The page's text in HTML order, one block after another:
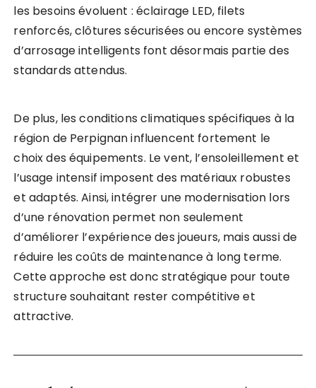
les besoins évoluent : éclairage LED, filets
renforcés, clôtures sécurisées ou encore systèmes
d’arrosage intelligents font désormais partie des
standards attendus.
De plus, les conditions climatiques spécifiques à la
région de Perpignan influencent fortement le
choix des équipements. Le vent, l’ensoleillement et
l’usage intensif imposent des matériaux robustes
et adaptés. Ainsi, intégrer une modernisation lors
d’une rénovation permet non seulement
d’améliorer l’expérience des joueurs, mais aussi de
réduire les coûts de maintenance à long terme.
Cette approche est donc stratégique pour toute
structure souhaitant rester compétitive et
attractive.